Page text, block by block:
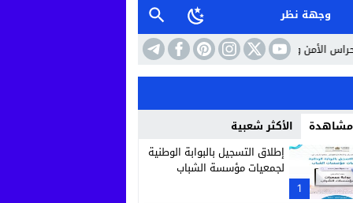
وجهة نظر
الاستقبال خطوة نحو مستشفى أكثر إنسانية وأماناً
مشاهدة الأكثر شعبية
1
إطلاق التسجيل بالبوابة الوطنية
لجمعيات مؤسسة الشباب